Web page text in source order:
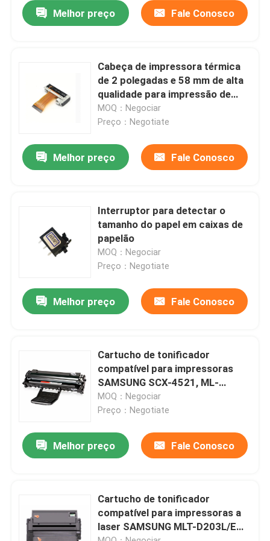
Produtos
Fábrica
Fale Conosco
Impressora de escritório
Componentes eletrónicos
Componente de transmissão de parafuso a esferas
Melhor preço Fale Conosco
Cabeça de impressora térmica
de 2 polegadas e 58 mm de alta
qualidade para impressão de
núcleo e notas
MOQ：Negociar
Preço：Negotiate
Melhor preço Fale Conosco
Interruptor para detectar o
tamanho do papel em caixas de
papelão
MOQ：Negociar
Preço：Negotiate
Melhor preço Fale Conosco
Cartucho de tonificador
compatível para impressoras
SAMSUNG SCX-4521, ML-
1610/2010R/2510/2570/2571N
MOQ：Negociar
Preço：Negotiate
Melhor preço Fale Conosco
Cartucho de tonificador
compatível para impressoras a
laser SAMSUNG MLT-D203L/E